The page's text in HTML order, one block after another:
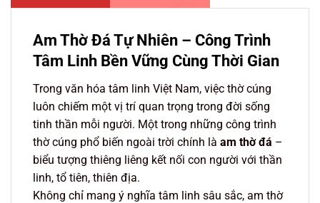
Am Thờ Đá Tự Nhiên – Công Trình
Tâm Linh Bền Vững Cùng Thời Gian
Trong văn hóa tâm linh Việt Nam, việc thờ cúng
luôn chiếm một vị trí quan trọng trong đời sống
tinh thần mỗi người. Một trong những công trình
thờ cúng phổ biến ngoài trời chính là am thờ đá –
biểu tượng thiêng liêng kết nối con người với thần
linh, tổ tiên, thiên địa.
Không chỉ mang ý nghĩa tâm linh sâu sắc, am thờ